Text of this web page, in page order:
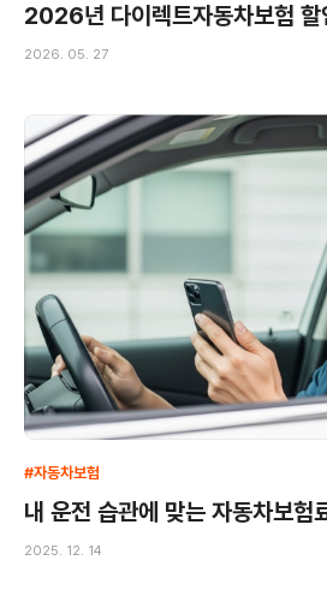
2026년 다이렉트자동차보험 할
2026. 05. 27
#자동차보험
내 운전 습관에 맞는 자동차보험
2025. 12. 14